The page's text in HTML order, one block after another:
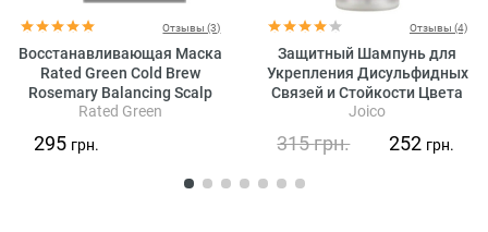
Отзывы (3)
Восстанавливающая Маска
Rated Green Cold Brew
Rosemary Balancing Scalp
Pack
Rated Green
295 грн.
Отзывы (4)
Защитный Шампунь для
Укрепления Дисульфидных
Связей и Стойкости Цвета
Joico Defy Damage Protective
Joico
315грн. 252 грн.